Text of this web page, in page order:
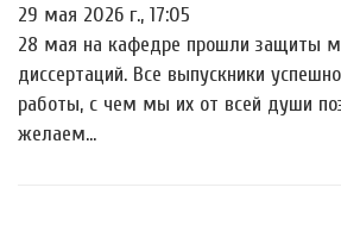
29 мая 2026 г., 17:05
28 мая на кафедре прошли защиты
диссертаций. Все выпускники
работы, с чем мы их от всей души
желаем…